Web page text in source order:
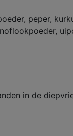
peper,
in de